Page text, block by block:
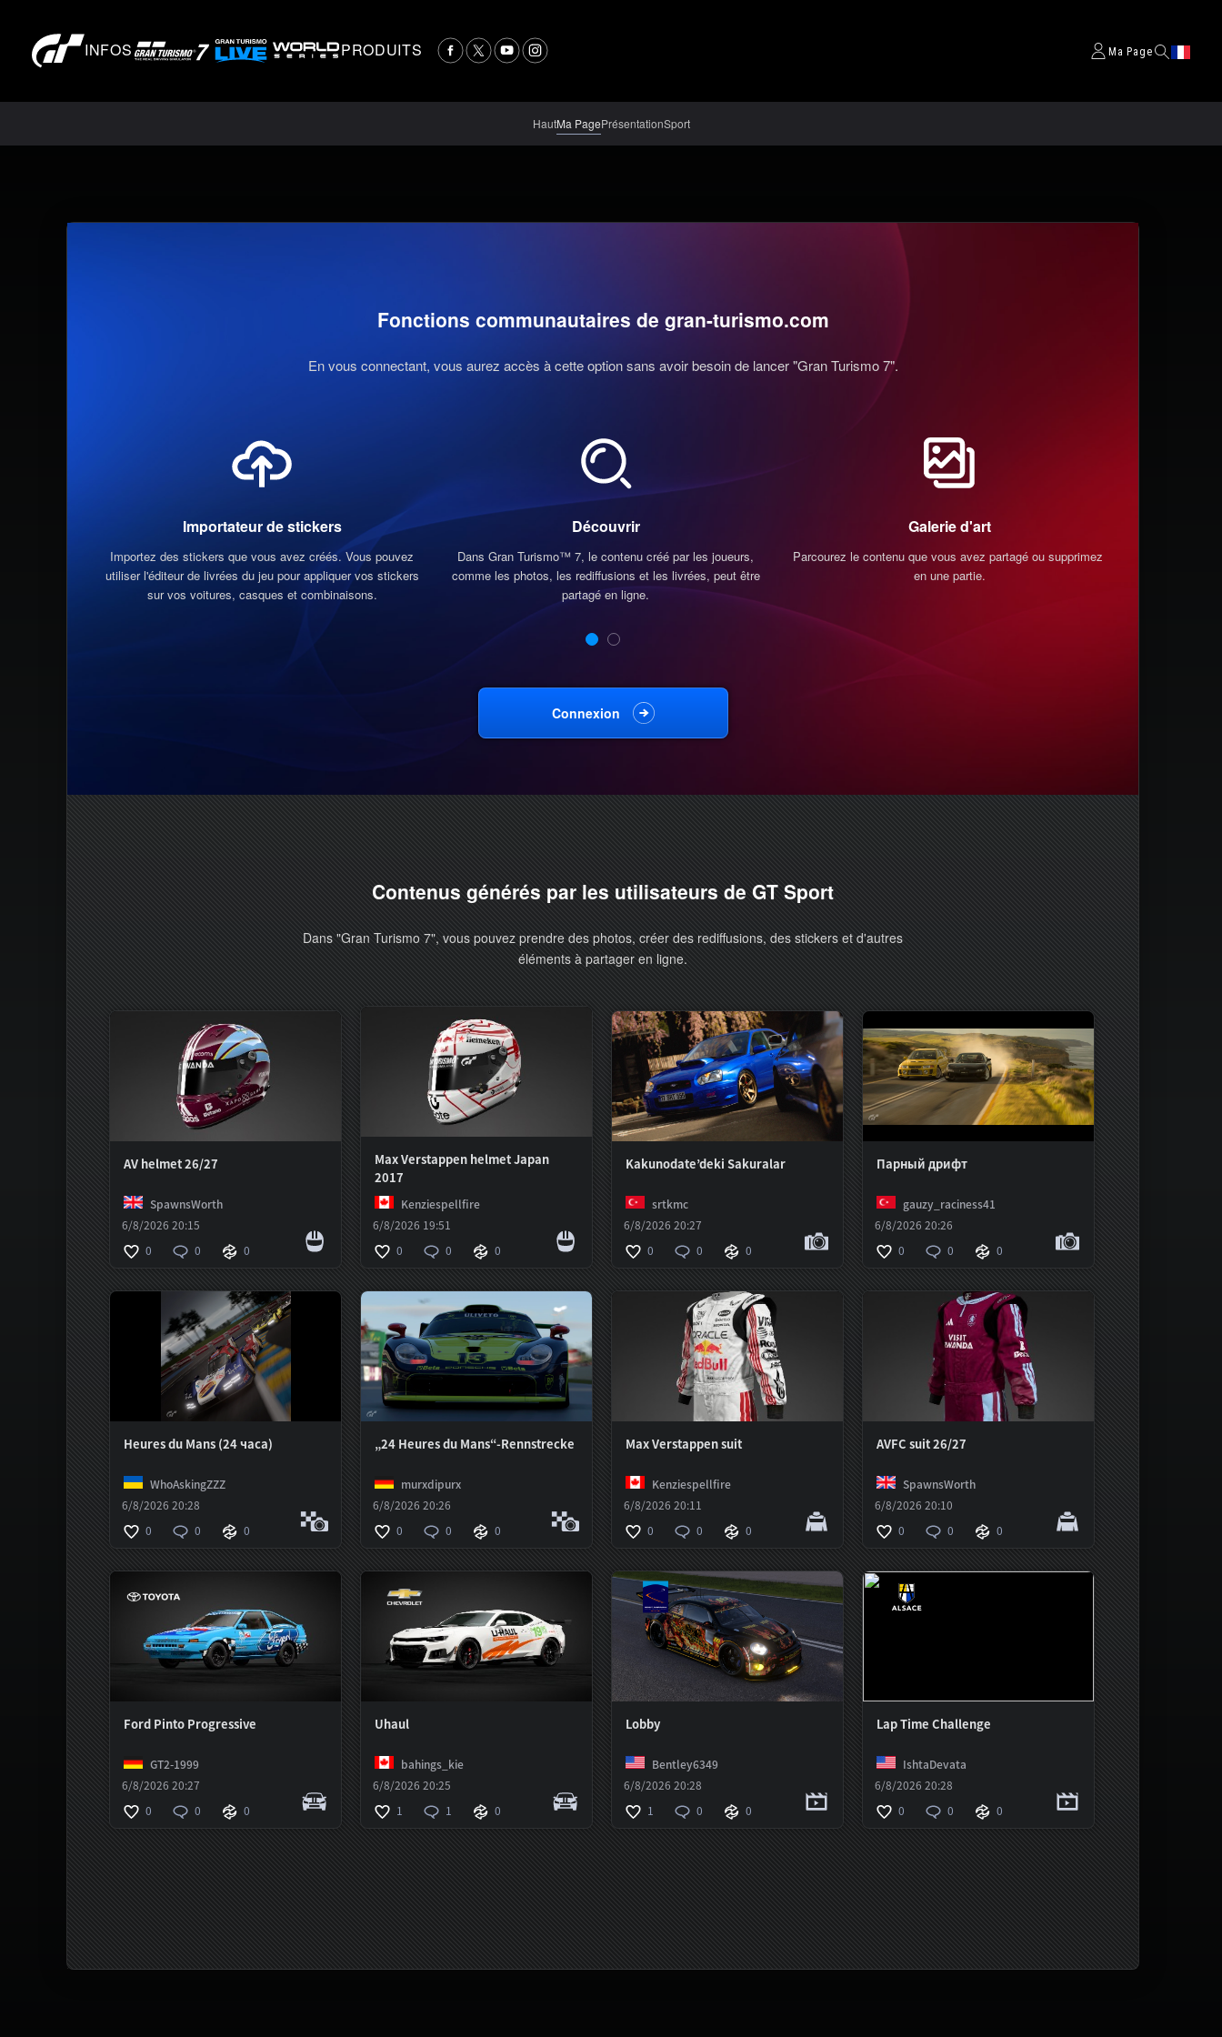
INFOS PRODUITS Ma Page
HautMa PagePrésentationSport
Fonctions communautaires de gran-turismo.com
En vous connectant, vous aurez accès à cette option sans avoir besoin de lancer "Gran Turismo 7".
Importateur de stickers
Importez des stickers que vous avez créés. Vous pouvez
utiliser l'éditeur de livrées du jeu pour appliquer vos stickers
sur vos voitures, casques et combinaisons.
Découvrir
Dans Gran Turismo™ 7, le contenu créé par les joueurs,
comme les photos, les rediffusions et les livrées, peut être
partagé en ligne.
Galerie d'art
Parcourez le contenu que vous avez partagé ou supprimez-
en une partie.
Connexion
Contenus générés par les utilisateurs de GT Sport
Dans "Gran Turismo 7", vous pouvez prendre des photos, créer des rediffusions, des stickers et d'autres
éléments à partager en ligne.
AV helmet 26/27
SpawnsWorth
6/8/2026 20:15
0
0 0
Max Verstappen helmet Japan
2017
Kenziespellfire
6/8/2026 19:51
0
0 0
Kakunodate’deki Sakuralar
srtkmc
6/8/2026 20:27
0
0 0
Парный дрифт
gauzy_raciness41
6/8/2026 20:26
0
0 0
Heures du Mans (24 часа)
WhoAskingZZZ
6/8/2026 20:28
0
0 0
„24 Heures du Mans“-Rennstrecke
murxdipurx
6/8/2026 20:26
0
0 0
Max Verstappen suit
Kenziespellfire
6/8/2026 20:11
0
0 0
AVFC suit 26/27
SpawnsWorth
6/8/2026 20:10
0
0 0
Ford Pinto Progressive
GT2-1999
6/8/2026 20:27
0
0 0
Uhaul
bahings_kie
6/8/2026 20:25
1
1 0
Lobby
Bentley6349
6/8/2026 20:28
1
0 0
Lap Time Challenge
IshtaDevata
6/8/2026 20:28
0
0 0